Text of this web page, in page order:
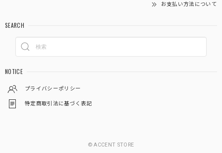
お支払い方法について
SEARCH
NOTICE
プライバシーポリシー
特定商取引法に基づく表記
© ACCENT STORE